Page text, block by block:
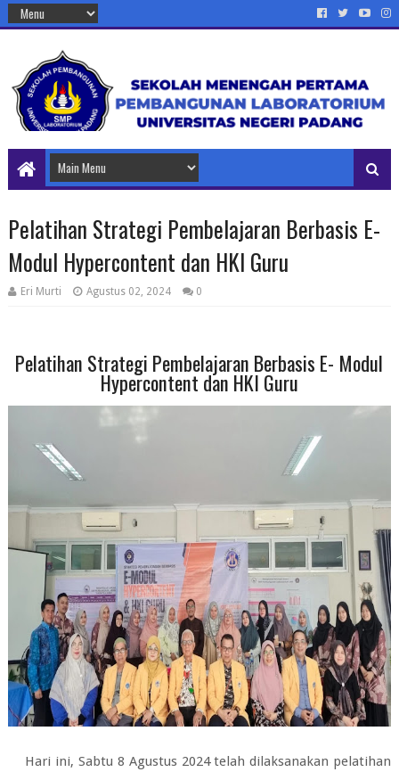
Pelatihan Strategi Pembelajaran Berbasis E-
Modul Hypercontent dan HKI Guru
Eri Murti Agustus 02, 2024 0
Pelatihan Strategi Pembelajaran Berbasis E- Modul
Hypercontent dan HKI Guru
Hari ini, Sabtu 8 Agustus 2024 telah dilaksanakan pelatihan